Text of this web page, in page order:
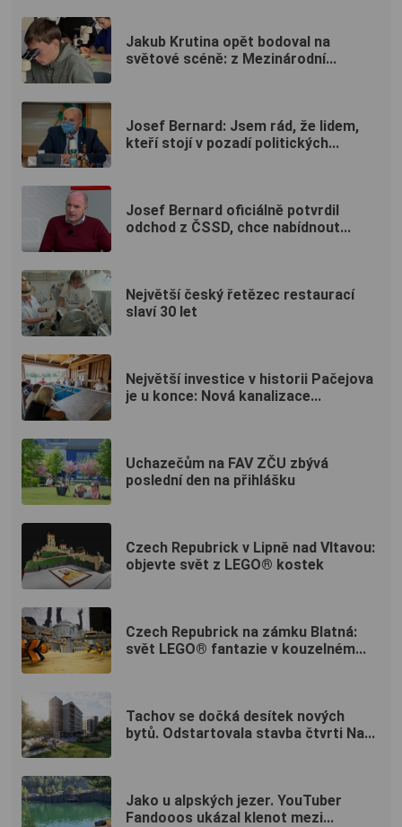
Jakub Krutina opět bodoval na
světové scéně: z Mezinárodní...
Josef Bernard: Jsem rád, že lidem,
kteří stojí v pozadí politických...
Josef Bernard oficiálně potvrdil
odchod z ČSSD, chce nabídnout...
Největší český řetězec restaurací
slaví 30 let
Největší investice v historii Pačejova
je u konce: Nová kanalizace...
Uchazečům na FAV ZČU zbývá
poslední den na přihlášku
Czech Repubrick v Lipně nad Vltavou:
objevte svět z LEGO® kostek
Czech Repubrick na zámku Blatná:
svět LEGO® fantazie v kouzelném...
Tachov se dočká desítek nových
bytů. Odstartovala stavba čtvrti Na...
Jako u alpských jezer. YouTuber
Fandooos ukázal klenot mezi...